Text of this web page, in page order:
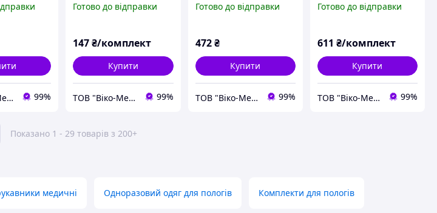
ТОВ "Віко-Мед" 99%
Готово до відправки
147₴/комплект
Купити
ТОВ "Віко-Мед" 99%
Готово до відправки
472 ₴
Купити
ТОВ "Віко-Мед" 99%
розтину №1
Готово до відправки
611 ₴/комплект
Купити
ТОВ "Віко-Мед" 99%
Показано 1 - 29 товарів з 200+
медичні Одноразовий одяг для пологів Комплекти для пологів